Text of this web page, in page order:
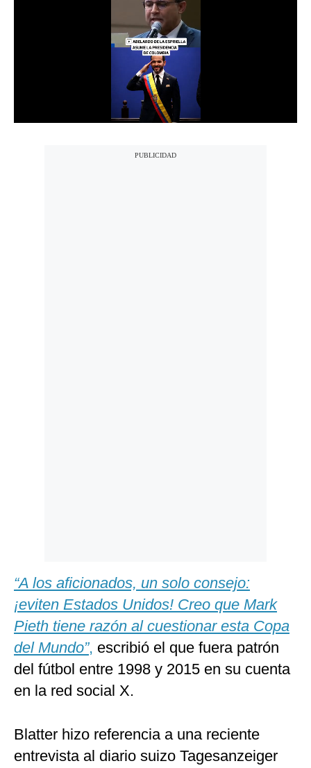
Videos
“A los aficionados, un solo consejo:
¡eviten Estados Unidos! Creo que Mark
Pieth tiene razón al cuestionar esta Copa
del Mundo”, escribió el que fuera patrón
del fútbol entre 1998 y 2015 en su cuenta
en la red social X.
Blatter hizo referencia a una reciente
entrevista al diario suizo Tagesanzeiger